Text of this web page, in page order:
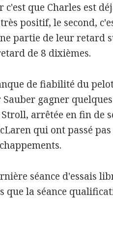
c'est que Charles est
positif, le second,
partie de leur retard
de 8 dixièmes.
de fiabilité du
gagner
arrêtée en fin de
qui ont passé
séance d'essais
que la séance